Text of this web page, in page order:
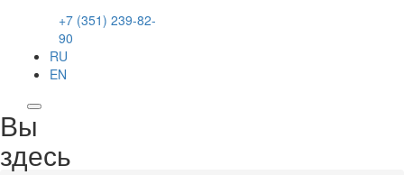
+7 (351) 239-82-
90
RU
EN
Вы
здесь